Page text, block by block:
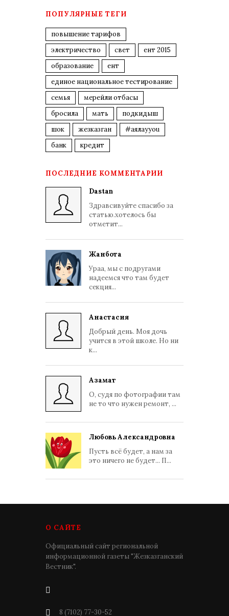
ПОПУЛЯРНЫЕ ТЕГИ
повышение тарифов
электричество
свет
ент 2015
образование
ент
единое национальное тестирование
семья
мерейли отбасы
бросила
мать
подкидыш
шок
жезказган
#аялауyou
банк
кредит
ПОСЛЕДНИЕ КОММЕНТАРИИ
Dastan
Здравсивуйте спасибо за
статью.хотелось бы
отметит...
Жанбота
Ураа, мы с подругами
надеемся что там будет
секция...
Анастасия
Добрый день. Моя дочь
учится в этой школе. Но ни
к...
Азамат
О, судя по фотографии там
не то что нужен ремонт, ...
Любовь Александровна
Пусть всё будет, а нам за
это ничего не будет... П...
О САЙТЕ
Официальный сайт региональной
информационной газеты "Жезказганский
Вестник".
8 (7102) 77-30-52